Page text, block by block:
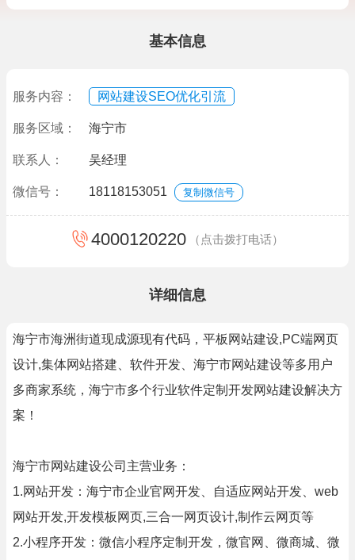
基本信息
服务内容： 网站建设SEO优化引流
服务区域： 海宁市
联系人： 吴经理
微信号： 18118153051 复制微信号
4000120220 （点击拨打电话）
详细信息
海宁市海洲街道现成源现有代码，平板网站建设,PC端网页
设计,集体网站搭建、软件开发、海宁市网站建设等多用户
多商家系统，海宁市多个行业软件定制开发网站建设解决方
案！
海宁市网站建设公司主营业务：
1.网站开发：海宁市企业官网开发、自适应网站开发、web
网站开发,开发模板网页,三合一网页设计,制作云网页等
2.小程序开发：微信小程序定制开发，微官网、微商城、微